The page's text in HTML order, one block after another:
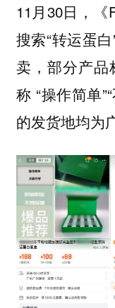
11月30日，《
搜索“转运蛋
卖，部分产品
称 “操作简单
的发货地均为